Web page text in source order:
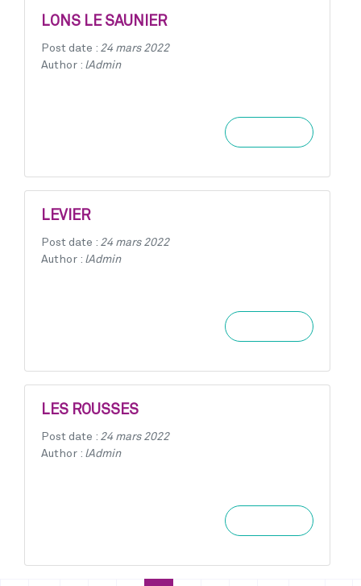
LONS LE SAUNIER
Post date : 24 mars 2022
Author : lAdmin
LEVIER
Post date : 24 mars 2022
Author : lAdmin
LES ROUSSES
Post date : 24 mars 2022
Author : lAdmin